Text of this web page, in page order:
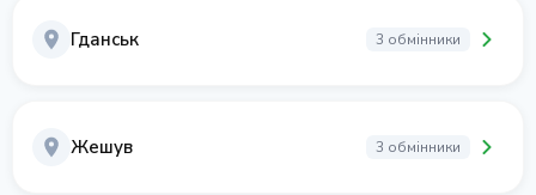
Гданськ 3 обмінники
Жешув 3 обмінники